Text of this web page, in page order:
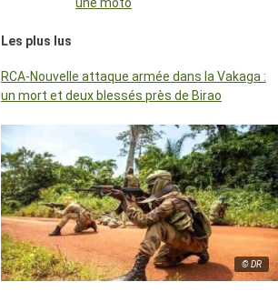
Les plus lus
RCA-Nouvelle attaque armée dans la Vakaga :
un mort et deux blessés près de Birao
© DR